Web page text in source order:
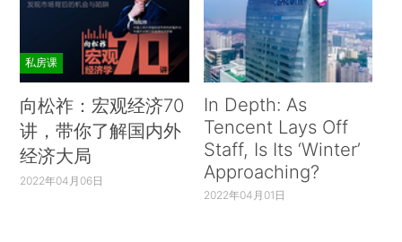
私房课
向松祚：宏观经济70
讲，带你了解国内外
经济大局
2022年04月06日
In Depth: As
Tencent Lays Off
Staff, Is Its ‘Winter’
Approaching?
2022年04月01日